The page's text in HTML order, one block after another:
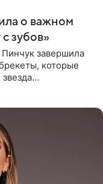
о важном
зубов»
завершила
которые